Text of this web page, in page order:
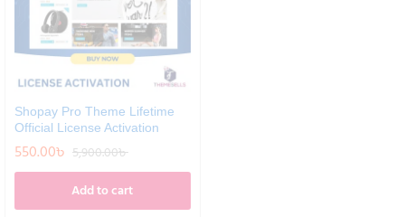
Shopay Pro Theme Lifetime
Official License Activation
550.00৳ 5,900.00৳
Add to cart